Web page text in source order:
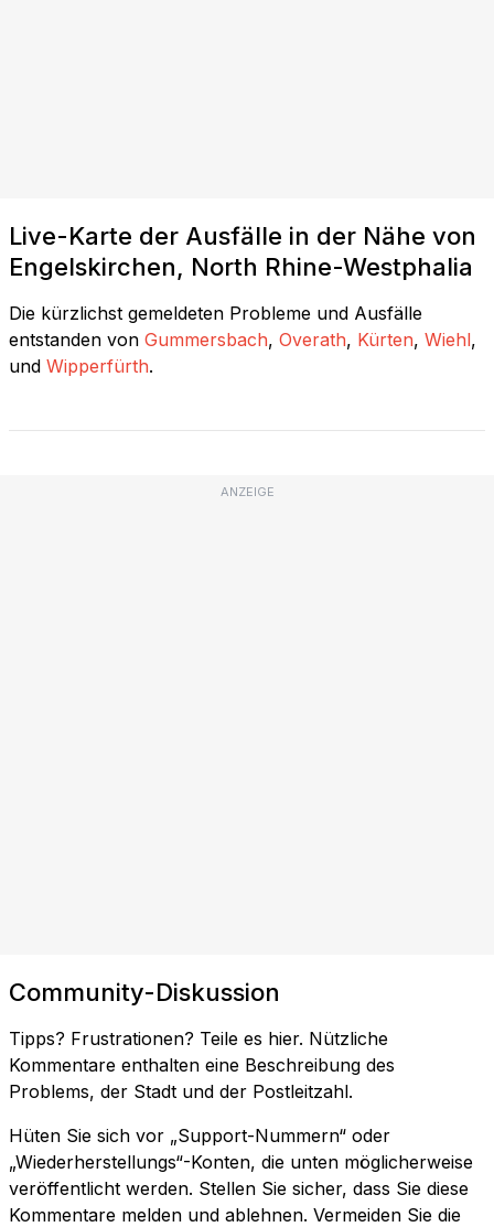
Live-Karte der Ausfälle in der Nähe von
Engelskirchen, North Rhine-Westphalia
Die kürzlichst gemeldeten Probleme und Ausfälle
entstanden von Gummersbach, Overath, Kürten, Wiehl,
und Wipperfürth.
ANZEIGE
Community-Diskussion
Tipps? Frustrationen? Teile es hier. Nützliche
Kommentare enthalten eine Beschreibung des
Problems, der Stadt und der Postleitzahl.
Hüten Sie sich vor „Support-Nummern“ oder
„Wiederherstellungs“-Konten, die unten möglicherweise
veröffentlicht werden. Stellen Sie sicher, dass Sie diese
Kommentare melden und ablehnen. Vermeiden Sie die